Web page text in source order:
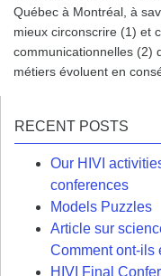
Québec à Montréal, à
mieux circonscrire (1) et
communicationnelles (2)
métiers évoluent en
RECENT POSTS
Our HIVI
conferences
Models Puzzles
Article sur
Comment ont-ils
HIVI Final